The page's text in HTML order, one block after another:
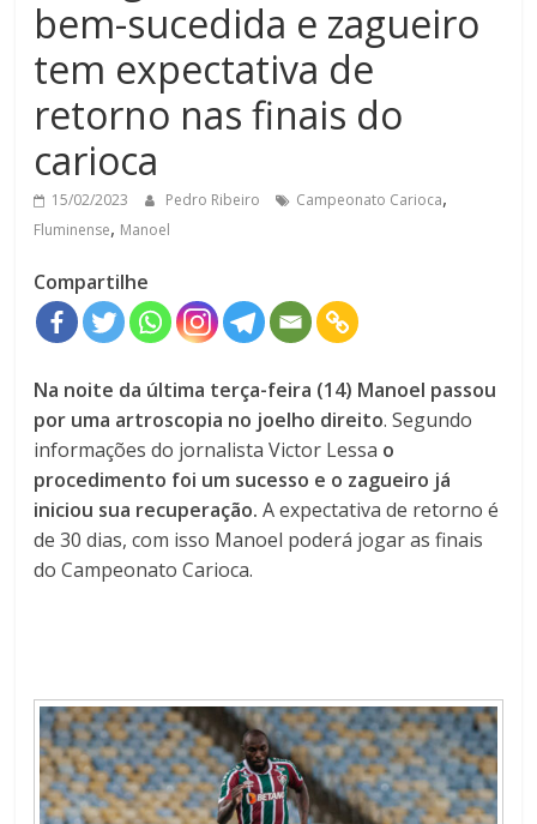
bem-sucedida e zagueiro
tem expectativa de
retorno nas finais do
carioca
15/02/2023 Pedro Ribeiro Campeonato Carioca,
Fluminense, Manoel
Compartilhe
Na noite da última terça-feira (14) Manoel passou
por uma artroscopia no joelho direito. Segundo
informações do jornalista Victor Lessa o
procedimento foi um sucesso e o zagueiro já
iniciou sua recuperação. A expectativa de retorno é
de 30 dias, com isso Manoel poderá jogar as finais
do Campeonato Carioca.